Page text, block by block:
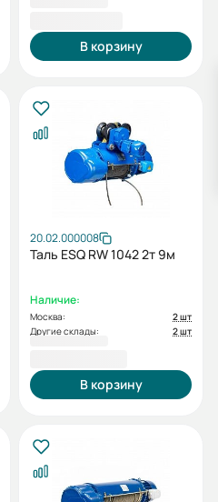
В корзину
20.02.000008
Таль ESQ RW 1042 2т 9м
Наличие:
Москва:
2 шт
Другие склады:
2 шт
В корзину